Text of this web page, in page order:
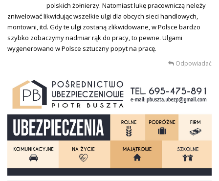
polskich żołnierzy. Natomiast lukę pracowniczą neleży
zniwelować likwidując wszelkie ulgi dla obcych sieci handlowych,
montowni, itd. Gdy te ulgi zostaną zlikwidowane, w Polsce bardzo
szybko zobaczymy nadmiar rąk do pracy, to pewne. Ulgami
wygenerowano w Polsce sztuczny popyt na pracę.
Odpowiadać